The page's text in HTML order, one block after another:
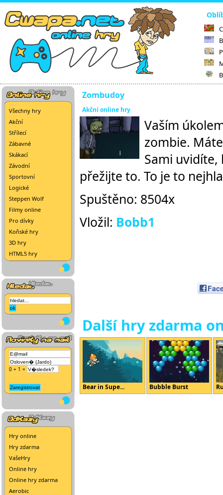
Všechny hry
Akční
Střílecí
Zábavné
Skákací
Závodní
Sportovní
Logické
Steppen Wolf
Filmy online
Pro dívky
Koňské hry
3D hry
HTML5 hry
0 + 1 =
Hry online
Hry zdarma
VašeHry
Online hry
Online hry zdarma
Aerobic
Zombudoy
Akční online hry
Vaším
zombie.
Sami uvidíte,
přežijte to. To je to
Spuštěno: 8504x
Vložil: Bobb1
Další hry zdarma
Bear in Supe... Bubble Burst